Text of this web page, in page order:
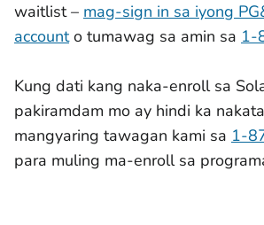
waitlist – mag-sign in sa iyong
accounto tumawag sa amin sa 1-
Kung dati kang naka-enroll sa
pakiramdam mo ay hindi ka
mangyaring tawagan kami sa 1-
para muling ma-enroll sa